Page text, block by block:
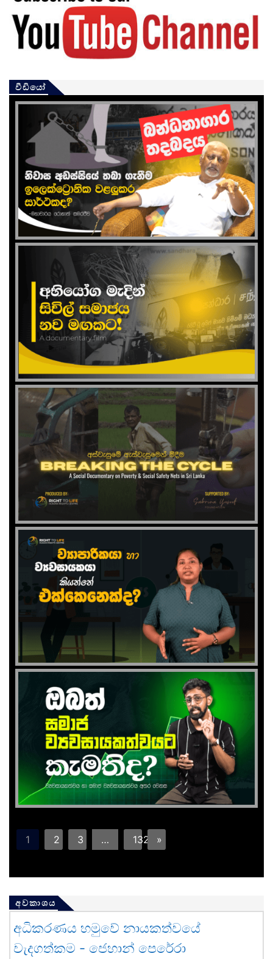
වීඩියෝ
1 2 3 … 132 »
අවකාශය
අධිකරණය හමුවේ නායකත්වයේ
වැදගත්කම - ජෙහාන් පෙරේරා